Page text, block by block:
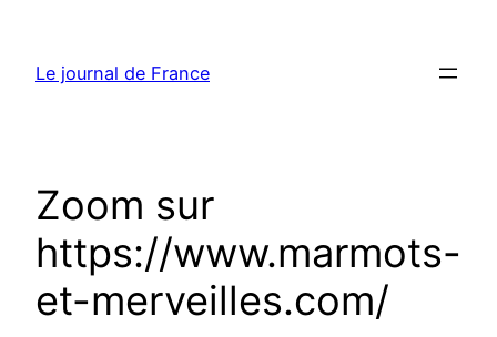
contenu
Le journal de France
Zoom sur
https://www.marmots-
et-merveilles.com/